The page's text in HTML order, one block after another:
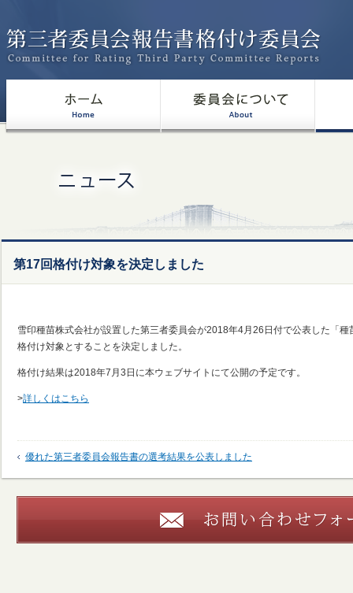
第17回格付け対象を決定しました
雪印種苗株式会社が設置した第三者委員会が2018年4月26日付で公表した「
格付け対象とすることを決定しました。
格付け結果は2018年7月3日に本ウェブサイトにて公開の予定です。
>詳しくはこちら
優れた第三者委員会報告書の選考結果を公表しました